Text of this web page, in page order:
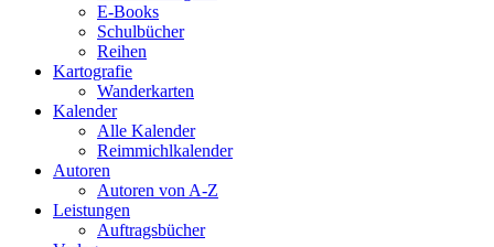
E-Books
Schulbücher
Reihen
Kartografie
Wanderkarten
Kalender
Alle Kalender
Reimmichlkalender
Autoren
Autoren von A-Z
Leistungen
Auftragsbücher